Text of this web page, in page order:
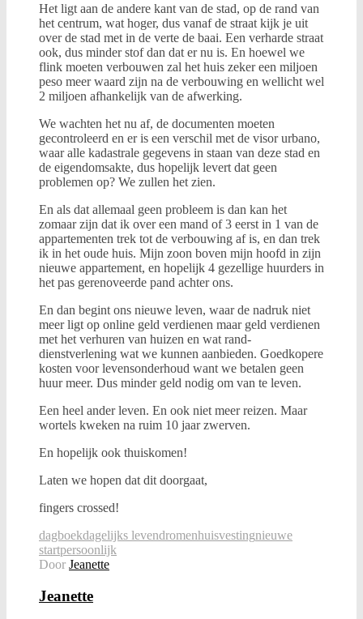
Het ligt aan de andere kant van de stad, op de rand van
het centrum, wat hoger, dus vanaf de straat kijk je uit
over de stad met in de verte de baai. Een verharde straat
ook, dus minder stof dan dat er nu is. En hoewel we
flink moeten verbouwen zal het huis zeker een miljoen
peso meer waard zijn na de verbouwing en wellicht wel
2 miljoen afhankelijk van de afwerking.
We wachten het nu af, de documenten moeten
gecontroleerd en er is een verschil met de visor urbano,
waar alle kadastrale gegevens in staan van deze stad en
de eigendomsakte, dus hopelijk levert dat geen
problemen op? We zullen het zien.
En als dat allemaal geen probleem is dan kan het
zomaar zijn dat ik over een mand of 3 eerst in 1 van de
appartementen trek tot de verbouwing af is, en dan trek
ik in het oude huis. Mijn zoon boven mijn hoofd in zijn
nieuwe appartement, en hopelijk 4 gezellige huurders in
het pas gerenoveerde pand achter ons.
En dan begint ons nieuwe leven, waar de nadruk niet
meer ligt op online geld verdienen maar geld verdienen
met het verhuren van huizen en wat rand-
dienstverlening wat we kunnen aanbieden. Goedkopere
kosten voor levensonderhoud want we betalen geen
huur meer. Dus minder geld nodig om van te leven.
Een heel ander leven. En ook niet meer reizen. Maar
wortels kweken na ruim 10 jaar zwerven.
En hopelijk ook thuiskomen!
Laten we hopen dat dit doorgaat,
fingers crossed!
dagboekdagelijks levendromenhuisvestingnieuwe
startpersoonlijk
Door Jeanette
Jeanette